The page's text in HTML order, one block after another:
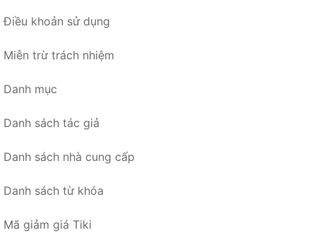
Điều khoản sử dụng
Miễn trừ trách nhiệm
Danh mục
Danh sách tác giả
Danh sách nhà cung cấp
Danh sách từ khóa
Mã giảm giá Tiki